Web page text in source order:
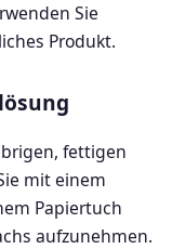
Sie
Produkt.
fettigen
mit einem
Papiertuch
aufzunehmen.